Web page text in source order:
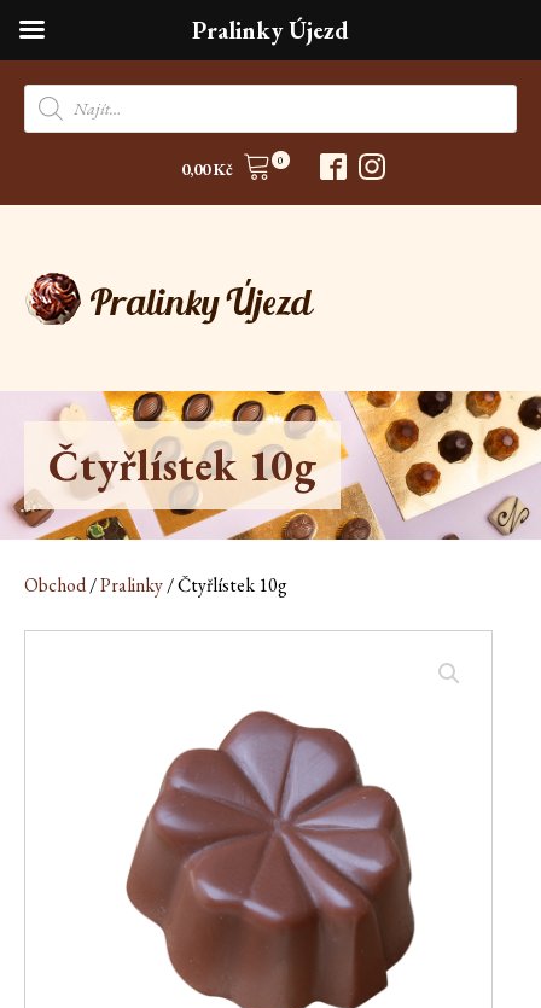
Products
search
0,00Kč 0
Čtyřlístek 10g
Obchod/Pralinky/ Čtyřlístek 10g
Pralinky Újezd